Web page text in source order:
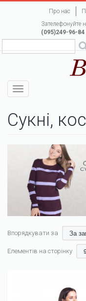
Про нас
Зателефонуйте
(095)249-96-
Toggle
navigation
Сукні,
Впорядкувати за
Елементів на сторінку